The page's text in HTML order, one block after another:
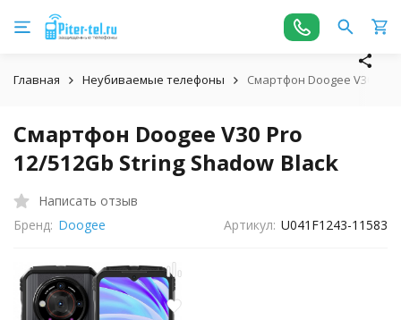
Главная Неубиваемые телефоны Смартфон Doogee V30 Pro
Смартфон Doogee V30 Pro
12/512Gb String Shadow Black
Написать отзыв
Бренд: Doogee Артикул: U041F1243-11583